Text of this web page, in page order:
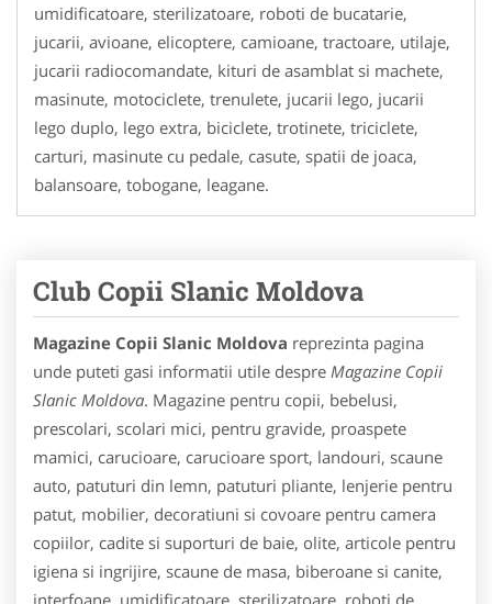
umidificatoare, sterilizatoare, roboti de bucatarie,
jucarii, avioane, elicoptere, camioane, tractoare, utilaje,
jucarii radiocomandate, kituri de asamblat si machete,
masinute, motociclete, trenulete, jucarii lego, jucarii
lego duplo, lego extra, biciclete, trotinete, triciclete,
carturi, masinute cu pedale, casute, spatii de joaca,
balansoare, tobogane, leagane.
Club Copii Slanic Moldova
Magazine Copii Slanic Moldova reprezinta pagina
unde puteti gasi informatii utile despre Magazine Copii
Slanic Moldova. Magazine pentru copii, bebelusi,
prescolari, scolari mici, pentru gravide, proaspete
mamici, carucioare, carucioare sport, landouri, scaune
auto, patuturi din lemn, patuturi pliante, lenjerie pentru
patut, mobilier, decoratiuni si covoare pentru camera
copiilor, cadite si suporturi de baie, olite, articole pentru
igiena si ingrijire, scaune de masa, biberoane si canite,
interfoane, umidificatoare, sterilizatoare, roboti de